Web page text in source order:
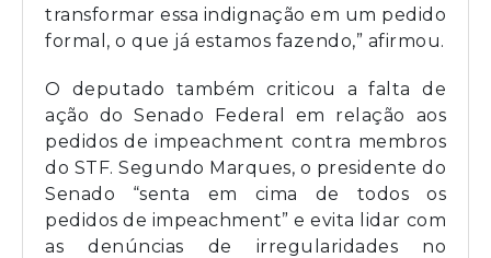
transformar essa indignação em um pedido
formal, o que já estamos fazendo,” afirmou.
O deputado também criticou a falta de
ação do Senado Federal em relação aos
pedidos de impeachment contra membros
do STF. Segundo Marques, o presidente do
Senado “senta em cima de todos os
pedidos de impeachment” e evita lidar com
as denúncias de irregularidades no